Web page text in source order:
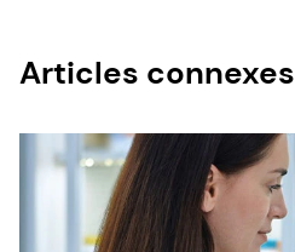
Articles connexes